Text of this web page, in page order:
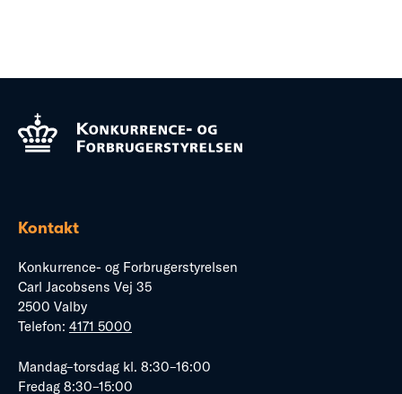
Kontakt
Konkurrence- og Forbrugerstyrelsen
Carl Jacobsens Vej 35
2500 Valby
Telefon: 4171 5000
Mandag–torsdag kl. 8:30–16:00
Fredag 8:30–15:00